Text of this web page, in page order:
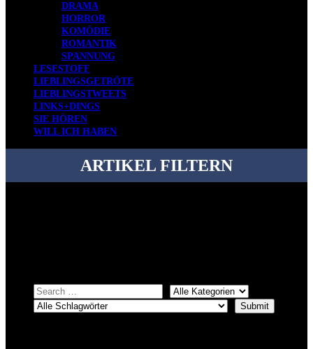
DRAMA
HORROR
KOMÖDIE
ROMANTIK
SPANNUNG
LESESTOFF
LIEBLINGSGETRÖTE
LIEBLINGSTWEETS
LINKS+DINGS
SIE HÖREN
WILL ICH HABEN
ARTIKEL FILTERN